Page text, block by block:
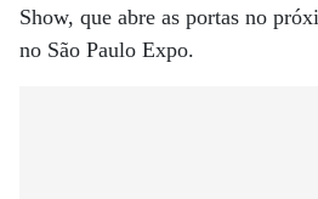
Show, que abre as portas no
no São Paulo Expo.